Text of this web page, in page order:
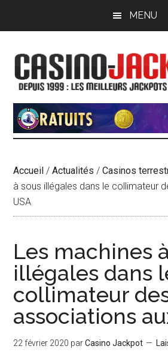
principal
barre
latérale
principale
MENU
Accueil /Actualités /Casinos
à sous illégales dans le collimateur
USA
Les machines
illégales dans
collimateur
associations
22 février 2020 parCasino Jackpot